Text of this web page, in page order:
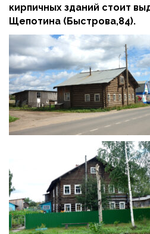
кирпичных зданий стоит
Щепотина (Быстрова,84).